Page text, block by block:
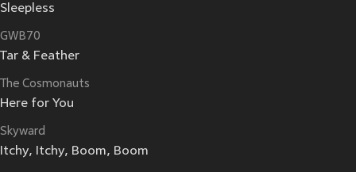
Sleepless
GWB70
Tar & Feather
The Cosmonauts
Here for You
Skyward
Itchy, Itchy, Boom, Boom